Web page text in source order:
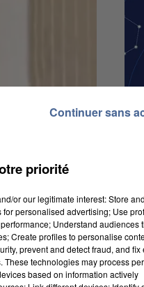
priorité
or our legitimate interest: Store
personalised advertising; Use
Understand audiences
Create profiles to personalise
prevent and detect fraud, and fix
technologies may process
based on information actively
Continuer sans